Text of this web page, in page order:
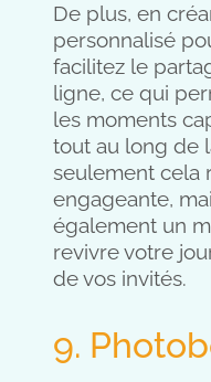
De plus, en
personnalisé
facilitez le
ligne, ce qui
les moments
tout au long de
seulement cela
engageante,
également un
revivre votre
de vos invités.
9.